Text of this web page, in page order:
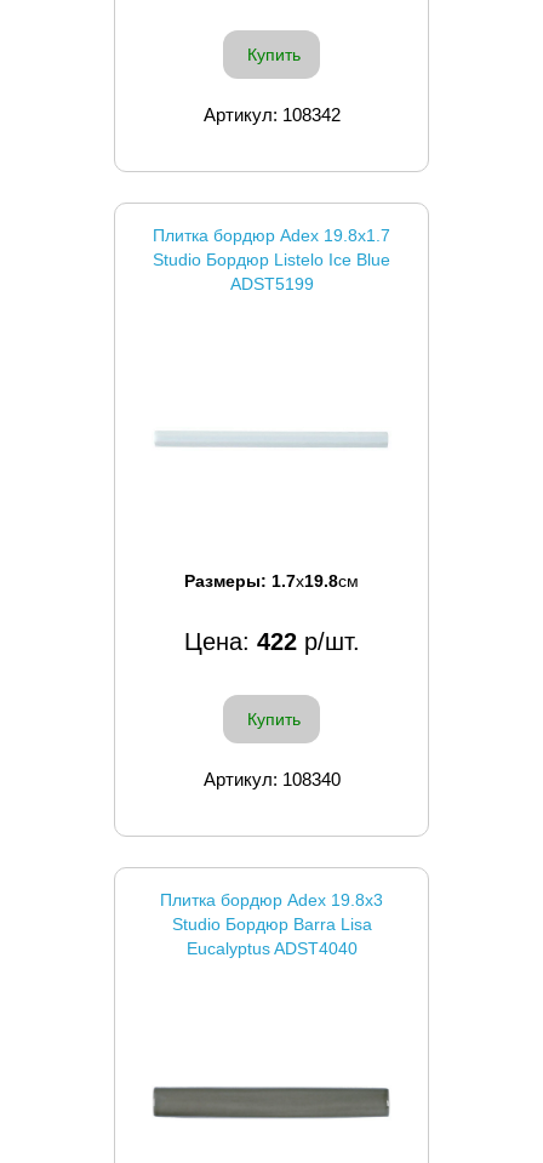
Купить
Артикул: 108342
Плитка бордюр Adex 19.8x1.7
Studio Бордюр Listelo Ice Blue
ADST5199
Размеры: 1.7x19.8см
Цена: 422р/шт.
Купить
Артикул: 108340
Плитка бордюр Adex 19.8x3
Studio Бордюр Barra Lisa
Eucalyptus ADST4040